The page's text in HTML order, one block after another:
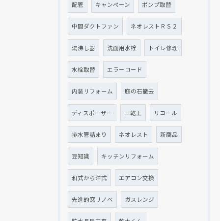
配管 キャンペーン ポンプ取替
中間ダクトファン ネオレストＲＳ２
湯沸し器 洗面用水栓 トイレ修理
水栓取替 エラーコード
内装リフォーム 庭の石撤去
ディスポーザー 三乾王 リコール
排水管詰まり ネオレスト 新商品
豆知識 キッチンリフォーム
和式から洋式 エアコン交換
先進的窓リノベ ガスレンジ